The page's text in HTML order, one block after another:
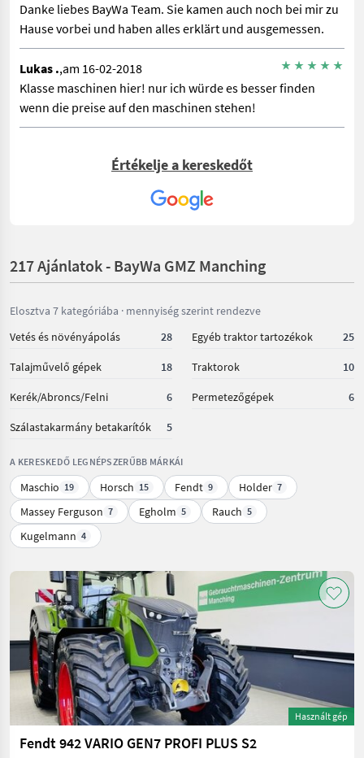
Danke liebes BayWa Team. Sie kamen auch noch bei mir zu
Hause vorbei und haben alles erklärt und ausgemessen.
Lukas .,am 16-02-2018
Klasse maschinen hier! nur ich würde es besser finden
wenn die preise auf den maschinen stehen!
Értékelje a kereskedőt
217 Ajánlatok - BayWa GMZ Manching
Elosztva 7 kategóriába · mennyiség szerint rendezve
Vetés és növényápolás
28 Egyéb traktor tartozékok 25
Talajművelő gépek 18 Traktorok 10
Kerék/Abroncs/Felni 6 Permetezőgépek 6
Szálastakarmány betakarítók 5
A KERESKEDŐ LEGNÉPSZERŰBB MÁRKÁI
Maschio 19 Horsch 15 Fendt 9 Holder 7
Massey Ferguson 7 Egholm 5 Rauch 5
Kugelmann 4
Használt gép
Fendt 942 VARIO GEN7 PROFI PLUS S2